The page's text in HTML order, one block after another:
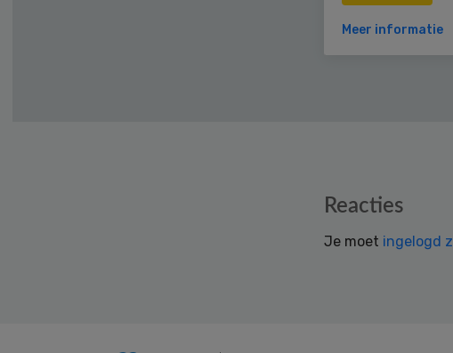
Meer informatie
Reacties
Je moet ingelogd